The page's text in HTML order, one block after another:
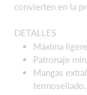
convierten en la
DETALLES
Máxima
Patronaje
Mangas
termosellado.